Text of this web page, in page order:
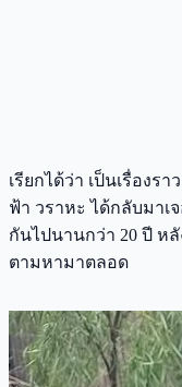
เรียกได้ว่า เป็นเรื่องร
ฟ้า วราหะ ได้กลับมาเ
กันไปนานกว่า 20 ปี ห
ตามหามาตลอด